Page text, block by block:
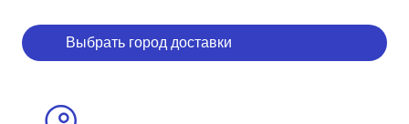
Выбрать город доставки